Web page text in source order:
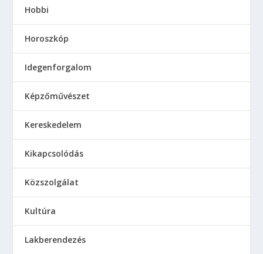
Hobbi
Horoszkóp
Idegenforgalom
Képzőművészet
Kereskedelem
Kikapcsolódás
Közszolgálat
Kultúra
Lakberendezés